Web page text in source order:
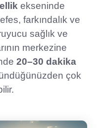
ekseninde
farkındalık ve
sağlık ve
merkezine
20–30 dakika
çok